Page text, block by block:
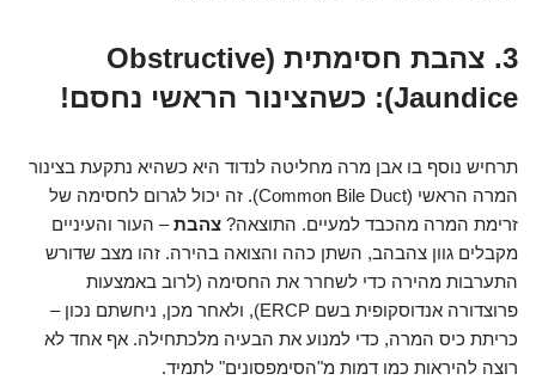
3. צהבת חסימתית (Obstructive
Jaundice): כשהצינור הראשי נחסם!
תרחיש נוסף בו אבן מרה מחליטה לנדוד היא כשהיא נתקעת בצינור
המרה הראשי (Common Bile Duct). זה יכול לגרום לחסימה של
זרימת המרה מהכבד למעיים. התוצאה? צהבת– העור והעיניים
מקבלים גוון צהבהב, השתן כהה והצואה בהירה. זהו מצב שדורש
התערבות מהירה כדי לשחרר את החסימה (לרוב באמצעות
פרוצדורה אנדוסקופית בשם ERCP), ולאחר מכן, ניחשתם נכון –
כריתת כיס המרה, כדי למנוע את הבעיה מלכתחילה. אף אחד לא
רוצה להיראות כמו דמות מ"הסימפסונים" לתמיד.